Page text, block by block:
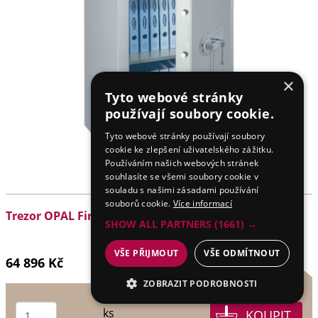
Trezor OPAL Fire Premium OPD-85 IT
64 896 Kč
ks
×
Tyto webové stránky
používají soubory cookie.
Tyto webové stránky používají soubory
cookie ke zlepšení uživatelského zážitku.
Používáním našich webových stránek
souhlasíte se všemi soubory cookie v
souladu s našimi zásadami používání
souborů cookie. Více informací
SHOW ALL PARTNERS (1661) →
VŠE PŘIJMOUT VŠE ODMÍTNOUT
ZOBRAZIT PODROBNOSTI
NEZBYTNÉ